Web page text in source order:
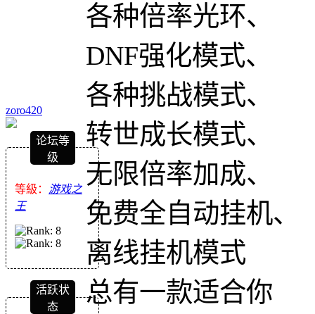
zoro420
论坛等
级
等級： 游戏之
王
活跃状
态
各种倍率光环、
DNF强化模式、
各种挑战模式、
转世成长模式、
无限倍率加成、
免费全自动挂机、
离线挂机模式
总有一款适合你